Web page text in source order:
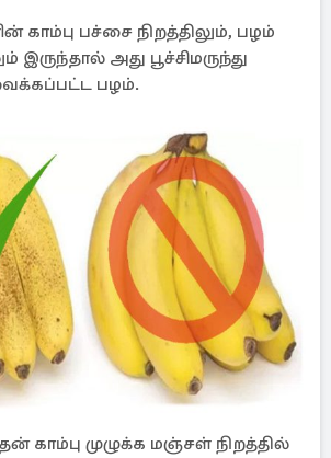
காம்பு பச்சை நிறத்திலும், பழம்
இருந்தால் அது பூச்சிமருந்து
பழம்.
காம்பு முழுக்க மஞ்சள் நிறத்தில்